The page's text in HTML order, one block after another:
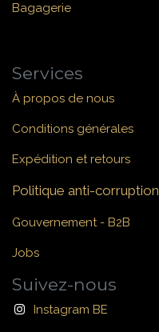
Bagagerie
Services
À propos de nous
Conditions générales
Expédition et retours
Politique anti-corruption
Gouvernement - B2B
Jobs
Suivez-nous
Instagram BE